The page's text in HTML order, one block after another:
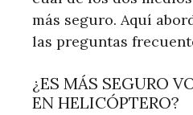
más seguro. Aquí
las preguntas
¿ES MÁS SEGURO
EN HELICÓPTERO?